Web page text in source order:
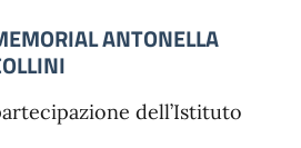
ANTONELLA
dell’Istituto